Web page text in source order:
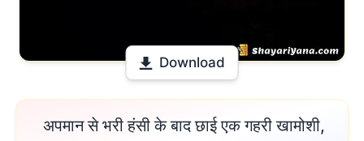
Download